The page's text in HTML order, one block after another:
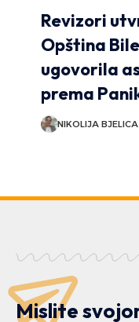
Revizori
Opština
ugovorila
prema
NIKOLIJA
Mislite